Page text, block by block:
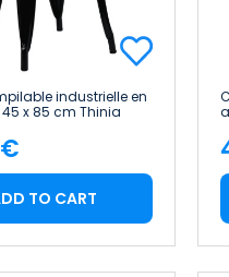
industrielle en
x 85 cm Thinia
TO CART